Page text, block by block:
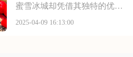
蜜雪冰城却凭借其独特的优势
脱颖而出。它不仅拥有多样化
2025-04-09 16:13:00